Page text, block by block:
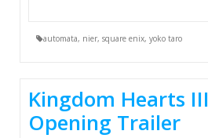
automata, nier, square enix, yoko taro
Kingdom Hearts III
Opening Trailer